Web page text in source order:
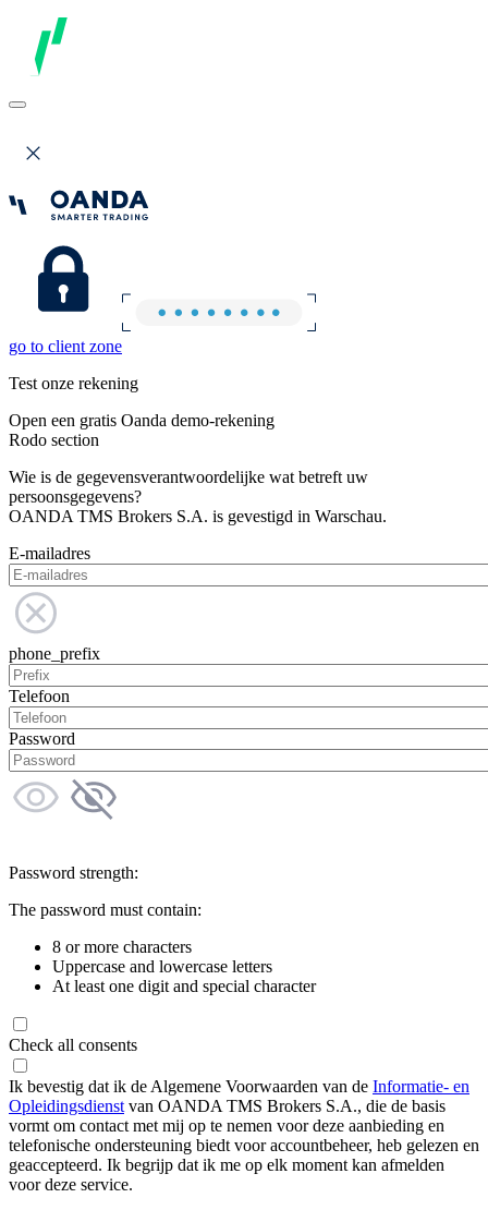
go to client zone
Test onze rekening
Open een gratis Oanda demo-rekening
Rodo section
Wie is de gegevensverantwoordelijke wat betreft uw
persoonsgegevens?
OANDA TMS Brokers S.A. is gevestigd in Warschau.
E-mailadres
phone_prefix
Telefoon
Password
Password strength:
The password must contain:
8 or more characters
Uppercase and lowercase letters
At least one digit and special character
Check all consents
Ik bevestig dat ik de Algemene Voorwaarden van de Informatie- en
Opleidingsdienst van OANDA TMS Brokers S.A., die de basis
vormt om contact met mij op te nemen voor deze aanbieding en
telefonische ondersteuning biedt voor accountbeheer, heb gelezen en
geaccepteerd. Ik begrijp dat ik me op elk moment kan afmelden
voor deze service.